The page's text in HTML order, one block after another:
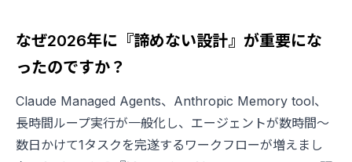
なぜ2026年に『諦めない設計』が重要にな
ったのですか？
Claude Managed Agents、Anthropic Memory tool、
長時間ループ実行が一般化し、エージェントが数時間〜
数日かけて1タスクを完遂するワークフローが増えまし